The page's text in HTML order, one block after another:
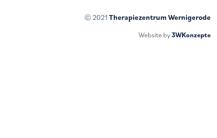
© 2021 Therapiezentrum Wernigerode
Website by3WKonzepte